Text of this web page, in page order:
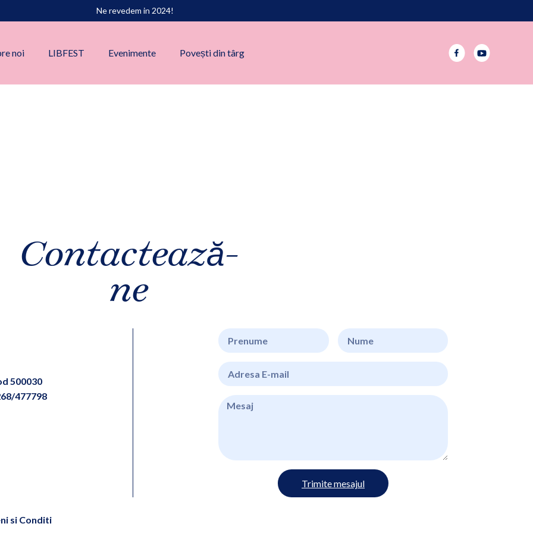
Ne revedem in 2024!
noi LIBFEST Evenimente Povești din târg
Contactează-
ne
500030
477798
Trimite mesajul
si Conditi